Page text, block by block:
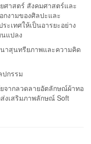
าสตร์ สังคมศาสตร์และ
งามของศิลปะและ
เทศให้เป็นอารยะอย่าง
แปลง
าสุนทรียภาพและความคิด
กรรม
จากลวดลายอัตลักษณ์ผ้าทอ
งเสริมภาพลักษณ์ Soft